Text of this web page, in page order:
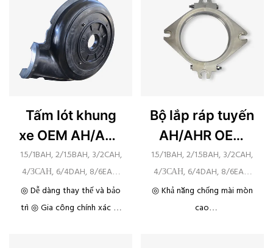
hóa chất
Tấm lót khung
xe OEM AH/AHR
của Warman
1.5/1BAH, 2/1.5BAH, 3/2CAH,
4/ЗСАН, 6/4DAH, 8/6EAH,
10/8FAH, 12/10STAH,
14/12STAH, 16/14TUAH,
◎ Dễ dàng thay thế và bảo
trì ◎ Gia công chính xác ◎
Bộ lắp ráp tuyến
AH/AHR OEM
của Warman
1.5/1BAH, 2/1.5BAH, 3/2CAH,
4/ЗСАН, 6/4DAH, 8/6EAH,
10/8FAH, 12/10STAH,
14/12STAH, 16/14TUAH,
◎ Khả năng chống mài mòn
cao